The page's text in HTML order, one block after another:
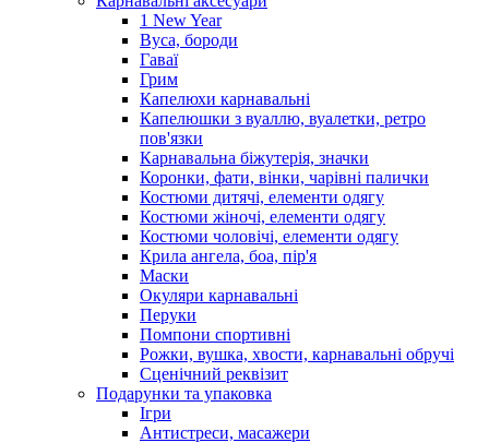
1 New Year
Вуса, бороди
Гаваї
Грим
Капелюхи карнавальні
Капелюшки з вуаллю, вуалетки, ретро
пов'язки
Карнавальна біжутерія, значки
Коронки, фати, вінки, чарівні палички
Костюми дитячі, елементи одягу
Костюми жіночі, елементи одягу
Костюми чоловічі, елементи одягу
Крила ангела, боа, пір'я
Маски
Окуляри карнавальні
Перуки
Помпони спортивні
Рожки, вушка, хвости, карнавальні обручі
Сценічний реквізит
Подарунки та упаковка
Ігри
Антистреси, масажери